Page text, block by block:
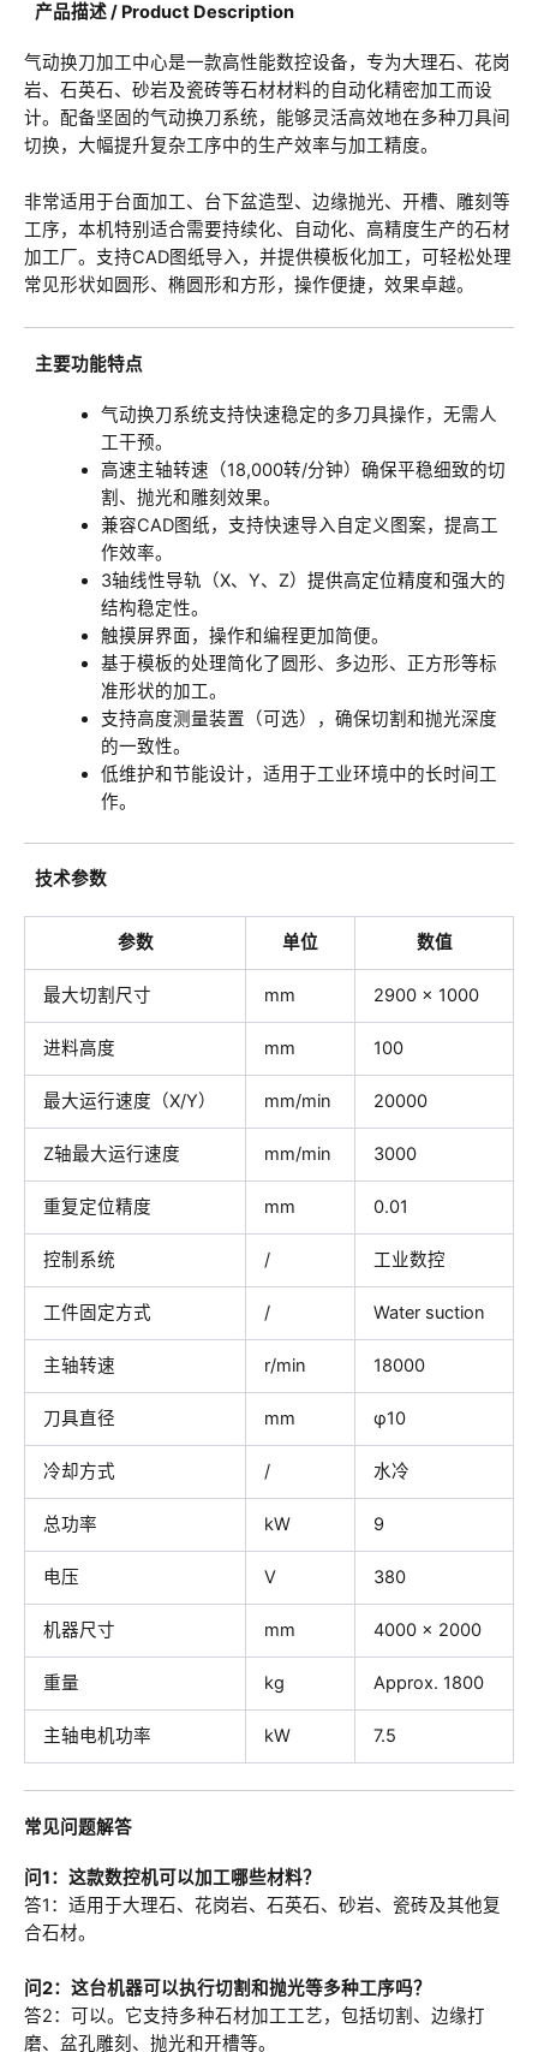
产品描述 / Product Description
气动换刀加工中心是一款高性能数控设备，专为大理石、花岗
岩、石英石、砂岩及瓷砖等石材材料的自动化精密加工而设
计。配备坚固的气动换刀系统，能够灵活高效地在多种刀具间
切换，大幅提升复杂工序中的生产效率与加工精度。
非常适用于台面加工、台下盆造型、边缘抛光、开槽、雕刻等
工序，本机特别适合需要持续化、自动化、高精度生产的石材
加工厂。支持CAD图纸导入，并提供模板化加工，可轻松处理
常见形状如圆形、椭圆形和方形，操作便捷，效果卓越。
主要功能特点
气动换刀系统支持快速稳定的多刀具操作，无需人
工干预。
高速主轴转速（18,000转/分钟）确保平稳细致的切
割、抛光和雕刻效果。
兼容CAD图纸，支持快速导入自定义图案，提高工
作效率。
3轴线性导轨（X、Y、Z）提供高定位精度和强大的
结构稳定性。
触摸屏界面，操作和编程更加简便。
基于模板的处理简化了圆形、多边形、正方形等标
准形状的加工。
支持高度测量装置（可选），确保切割和抛光深度
的一致性。
低维护和节能设计，适用于工业环境中的长时间工
作。
技术参数
参数 单位 数值
最大切割尺寸 mm 2900 × 1000
进料高度 mm 100
最大运行速度（X/Y） mm/min 20000
Z轴最大运行速度 mm/min 3000
重复定位精度 mm 0.01
控制系统 / 工业数控
工件固定方式 / Water suction
主轴转速 r/min 18000
刀具直径 mm φ10
冷却方式 / 水冷
总功率 kW 9
电压 V 380
机器尺寸 mm 4000 × 2000
重量 kg Approx. 1800
主轴电机功率 kW 7.5
常见问题解答
问1：这款数控机可以加工哪些材料？
答1：适用于大理石、花岗岩、石英石、砂岩、瓷砖及其他复
合石材。
问2：这台机器可以执行切割和抛光等多种工序吗？
答2：可以。它支持多种石材加工工艺，包括切割、边缘打
磨、盆孔雕刻、抛光和开槽等。